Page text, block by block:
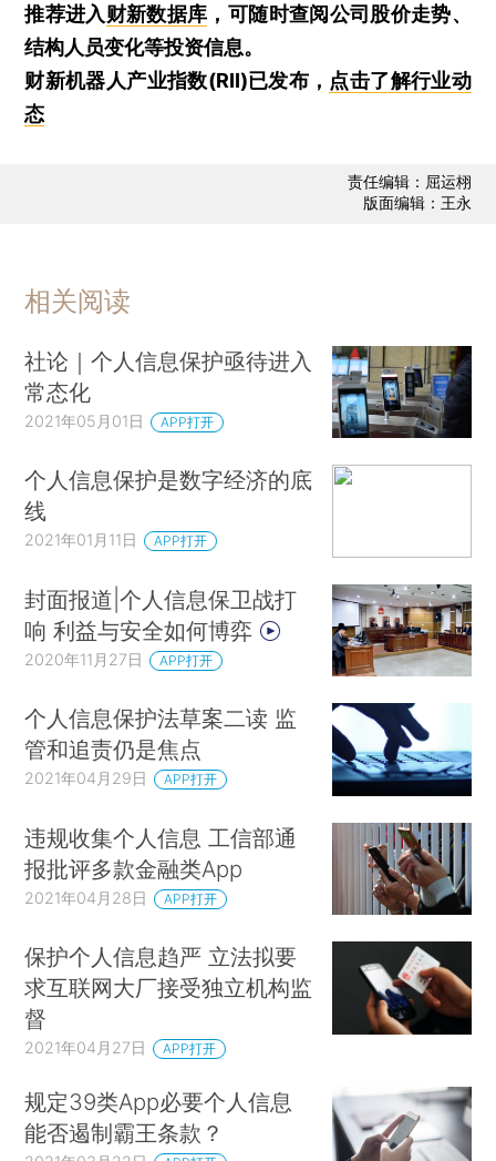
推荐进入财新数据库 ，可随时查阅公司股价走势、
结构人员变化等投资信息。
财新机器人产业指数(RII)已发布， 点击了解行业动
态
责任编辑：屈运栩
版面编辑：王永
相关阅读
社论｜个人信息保护亟待进入
常态化
2021年05月01日 APP打开
个人信息保护是数字经济的底
线
2021年01月11日 APP打开
封面报道|个人信息保卫战打
响 利益与安全如何博弈
2020年11月27日 APP打开
个人信息保护法草案二读 监
管和追责仍是焦点
2021年04月29日 APP打开
违规收集个人信息 工信部通
报批评多款金融类App
2021年04月28日 APP打开
保护个人信息趋严 立法拟要
求互联网大厂接受独立机构监
督
2021年04月27日 APP打开
规定39类App必要个人信息
能否遏制霸王条款？